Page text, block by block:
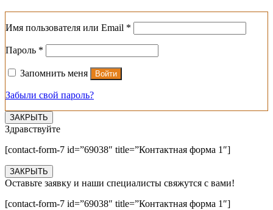
Имя пользователя или Email *
Пароль *
Запомнить меня Войти
Забыли свой пароль?
ЗАКРЫТЬ
Здравствуйте
[contact-form-7 id=”69038″ title=”Контактная форма 1″]
ЗАКРЫТЬ
Оставьте заявку и наши специалисты свяжутся с вами!
[contact-form-7 id=”69038″ title=”Контактная форма 1″]